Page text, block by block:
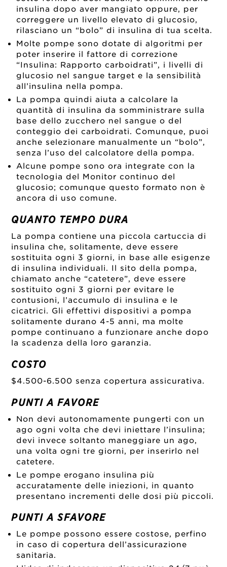
insulina dopo aver mangiato oppure, per
correggere un livello elevato di glucosio,
rilasciano un “bolo” di insulina di tua scelta.
Molte pompe sono dotate di algoritmi per
poter inserire il fattore di correzione
“Insulina: Rapporto carboidrati”, i livelli di
glucosio nel sangue target e la sensibilità
all’insulina nella pompa.
La pompa quindi aiuta a calcolare la
quantità di insulina da somministrare sulla
base dello zucchero nel sangue o del
conteggio dei carboidrati. Comunque, puoi
anche selezionare manualmente un “bolo”,
senza l’uso del calcolatore della pompa.
Alcune pompe sono ora integrate con la
tecnologia del Monitor continuo del
glucosio; comunque questo formato non è
ancora di uso comune.
QUANTO TEMPO DURA
La pompa contiene una piccola cartuccia di
insulina che, solitamente, deve essere
sostituita ogni 3 giorni, in base alle esigenze
di insulina individuali. Il sito della pompa,
chiamato anche “catetere”, deve essere
sostituito ogni 3 giorni per evitare le
contusioni, l’accumulo di insulina e le
cicatrici. Gli effettivi dispositivi a pompa
solitamente durano 4-5 anni, ma molte
pompe continuano a funzionare anche dopo
la scadenza della loro garanzia.
COSTO
$4.500-6.500 senza copertura assicurativa.
PUNTI A FAVORE
Non devi autonomamente pungerti con un
ago ogni volta che devi iniettare l’insulina;
devi invece soltanto maneggiare un ago,
una volta ogni tre giorni, per inserirlo nel
catetere.
Le pompe erogano insulina più
accuratamente delle iniezioni, in quanto
presentano incrementi delle dosi più piccoli.
PUNTI A SFAVORE
Le pompe possono essere costose, perfino
in caso di copertura dell’assicurazione
sanitaria.